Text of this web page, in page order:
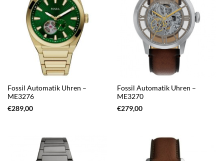
Fossil Automatik Uhren –
ME3276
€289,00
Fossil Automatik Uhren –
ME3270
€279,00